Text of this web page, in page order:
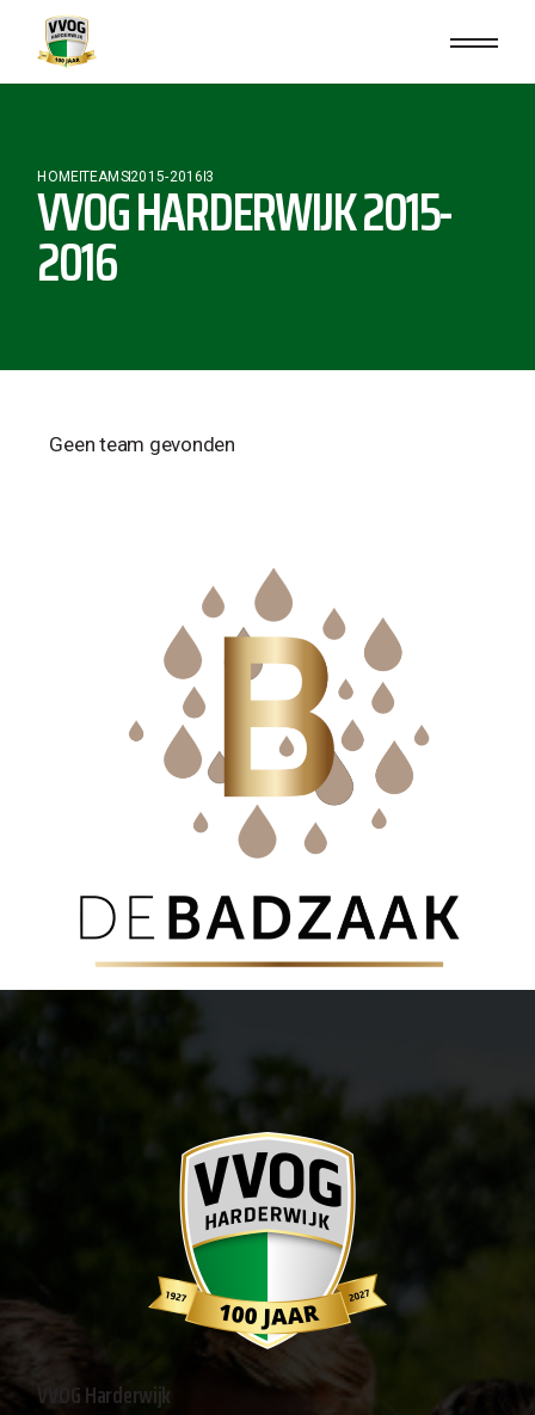
HOMETEAMS2015-2016 3
VVOG HARDERWIJK 2015-
2016
Geen team gevonden
VVOG Harderwijk